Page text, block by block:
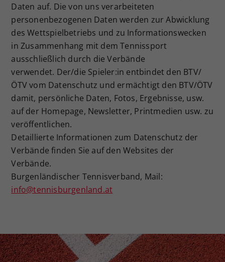
Daten auf. Die von uns verarbeiteten
personenbezogenen Daten werden zur Abwicklung
des Wettspielbetriebs und zu Informationswecken
in Zusammenhang mit dem Tennissport
ausschließlich durch die Verbände
verwendet. Der/die Spieler:in entbindet den BTV/
ÖTV vom Datenschutz und ermächtigt den BTV/ÖTV
damit, persönliche Daten, Fotos, Ergebnisse, usw.
auf der Homepage, Newsletter, Printmedien usw. zu
veröffentlichen.
Detaillierte Informationen zum Datenschutz der
Verbände finden Sie auf den Websites der
Verbände.
Burgenländischer Tennisverband, Mail:
info@tennisburgenland.at
Zweck
Dieser Wert speichert Ihre Consent-
Einstellungen. Unter anderem eine
zufällig generierte ID, für die
historische Speicherung Ihrer
vorgenommen Einstellungen, falls der
Webseiten-Betreiber dies eingestellt